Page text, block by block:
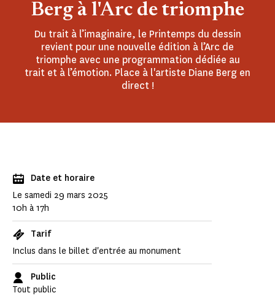
Berg à l'Arc de triomphe
Du trait à l’imaginaire, le Printemps du dessin
revient pour une nouvelle édition à l’Arc de
triomphe avec une programmation dédiée au
trait et à l’émotion. Place à l'artiste Diane Berg en
direct !
Date et horaire
Le samedi 29 mars 2025
10h à 17h
Tarif
Inclus dans le billet d'entrée au monument
Public
Tout public